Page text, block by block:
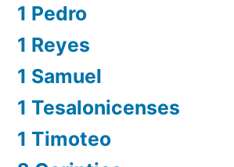
1 Pedro
1 Reyes
1 Samuel
1 Tesalonicenses
1 Timoteo